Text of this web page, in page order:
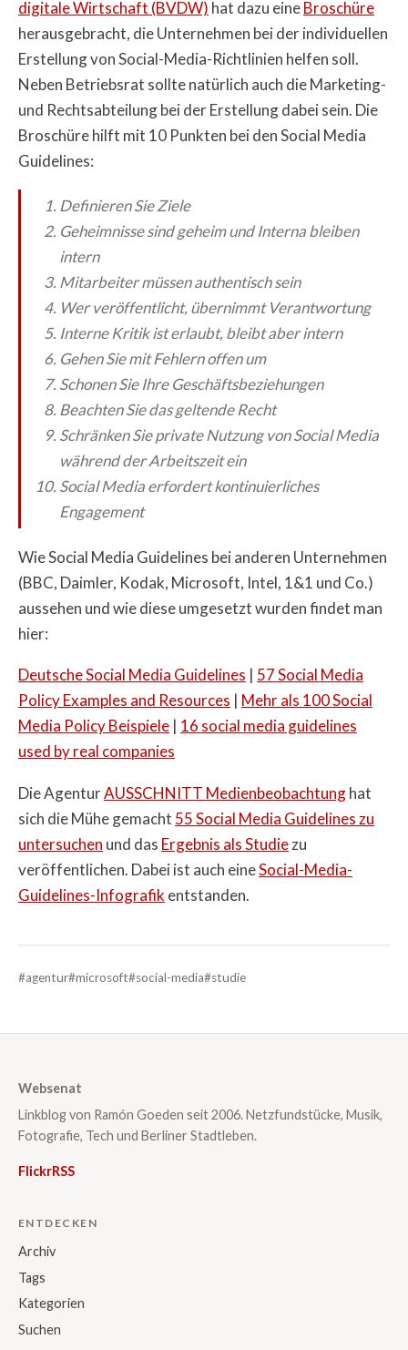
digitale Wirtschaft (BVDW) hat dazu eineBroschüre
herausgebracht, die Unternehmen bei der individuellen
Erstellung von Social-Media-Richtlinien helfen soll.
Neben Betriebsrat sollte natürlich auch die Marketing-
und Rechtsabteilung bei der Erstellung dabei sein. Die
Broschüre hilft mit 10 Punkten bei den Social Media
Guidelines:
Definieren Sie Ziele
Geheimnisse sind geheim und Interna bleiben
intern
Mitarbeiter müssen authentisch sein
Wer veröffentlicht, übernimmt Verantwortung
Interne Kritik ist erlaubt, bleibt aber intern
Gehen Sie mit Fehlern offen um
Schonen Sie Ihre Geschäftsbeziehungen
Beachten Sie das geltende Recht
Schränken Sie private Nutzung von Social Media
während der Arbeitszeit ein
Social Media erfordert kontinuierliches
Engagement
Wie Social Media Guidelines bei anderen Unternehmen
(BBC, Daimler, Kodak, Microsoft, Intel, 1&1 und Co.)
aussehen und wie diese umgesetzt wurden findet man
hier:
Deutsche Social Media Guidelines | 57 Social Media
Policy Examples and Resources | Mehr als 100 Social
Media Policy Beispiele | 16 social media guidelines
used by real companies
Die AgenturAUSSCHNITT Medienbeobachtunghat
sich die Mühe gemacht 55 Social Media Guidelines zu
untersuchen und das Ergebnis als Studiezu
veröffentlichen. Dabei ist auch eineSocial-Media-
Guidelines-Infografik entstanden.
#agentur#microsoft#social-media#studie
Websenat
Linkblog von Ramón Goeden seit 2006. Netzfundstücke, Musik,
Fotografie, Tech und Berliner Stadtleben.
FlickrRSS
ENTDECKEN
Archiv
Tags
Kategorien
Suchen